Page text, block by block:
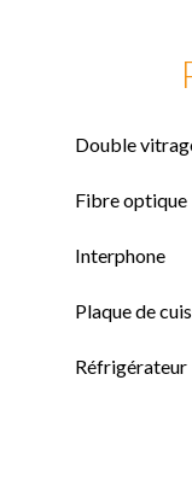
Double
Fibre optique
Interphone
Plaque de
Réfrigérateur